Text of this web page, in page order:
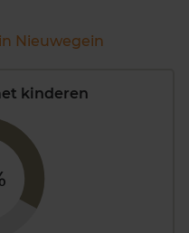
Nieuwegein
kinderen